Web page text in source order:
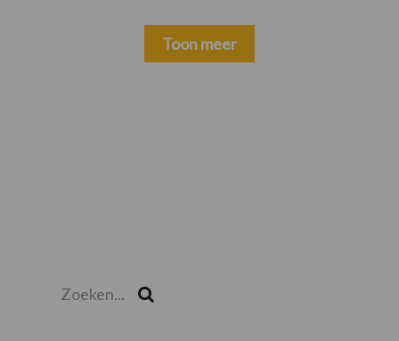
Toon meer